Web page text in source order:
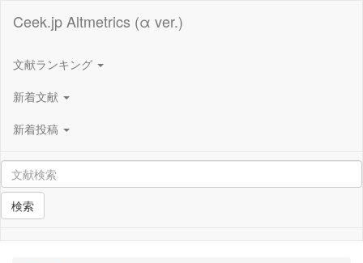
Ceek.jp Altmetrics (α ver.)
文献ランキング
新着文献
新着投稿
検索